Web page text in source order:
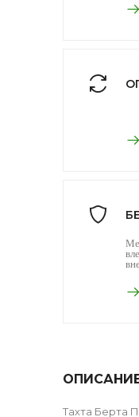
Тахта Берта